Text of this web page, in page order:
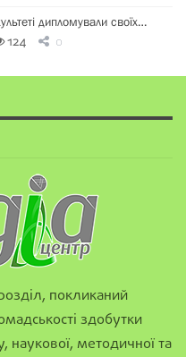
дипломували своїх…
124 0
покликаний
здобутки
наукової, методичної та